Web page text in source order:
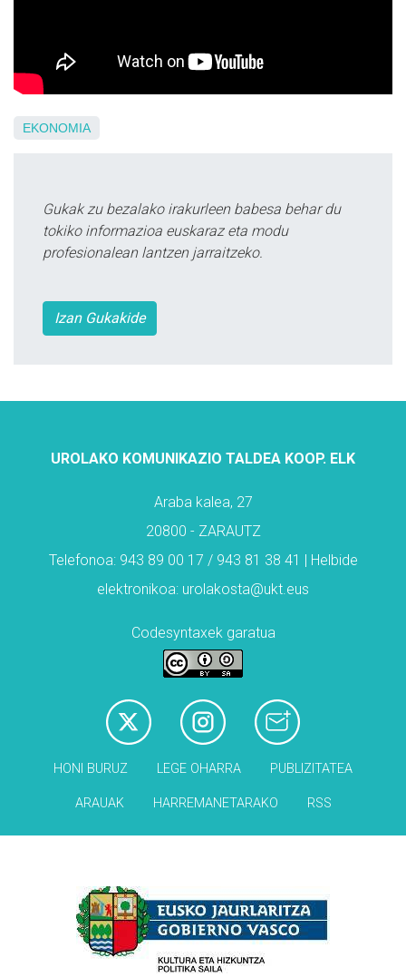
EKONOMIA
Gukak zu bezalako irakurleen babesa behar du
tokiko informazioa euskaraz eta modu
profesionalean lantzen jarraitzeko.
Izan Gukakide
UROLAKO KOMUNIKAZIO TALDEA KOOP. ELK
Araba kalea, 27
20800 - ZARAUTZ
Telefonoa: 943 89 00 17 / 943 81 38 41 | Helbide
elektronikoa: urolakosta@ukt.eus
Codesyntaxek garatua
HONI BURUZ LEGE OHARRA PUBLIZITATEA
ARAUAK HARREMANETARAKO RSS